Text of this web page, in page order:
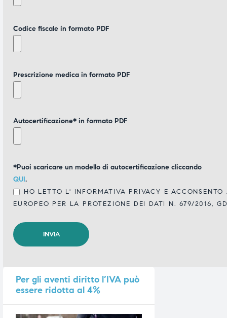
Codice fiscale in formato PDF
Prescrizione medica in formato PDF
Autocertificazione* in formato PDF
*Puoi scaricare un modello di autocertificazione cliccando
QUI.
HO LETTO L' INFORMATIVA PRIVACY E
EUROPEO PER LA PROTEZIONE DEI DATI N. 679/2016,
Per gli aventi diritto l’IVA può
essere ridotta al 4%